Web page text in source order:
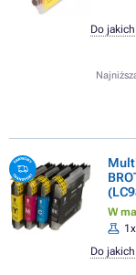
Do
W
Do